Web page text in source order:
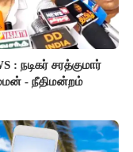
: நடிகர் சரத்குமார்
- நீதிமன்றம்